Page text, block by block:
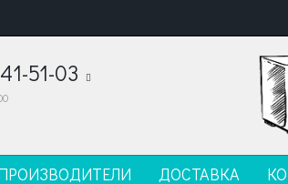
51-03
ДОСТАВКА